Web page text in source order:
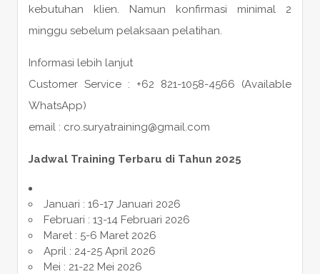
kebutuhan klien. Namun konfirmasi minimal 2
minggu sebelum pelaksaan pelatihan.
Informasi lebih lanjut
Customer Service : +62 821-1058-4566 (Available
WhatsApp)
email : cro.suryatraining@gmail.com
Jadwal Training Terbaru di Tahun 2025
Januari : 16-17 Januari 2026
Februari : 13-14 Februari 2026
Maret : 5-6 Maret 2026
April : 24-25 April 2026
Mei : 21-22 Mei 2026